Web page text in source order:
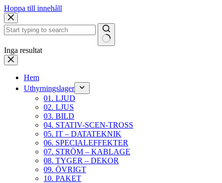
Hoppa till innehåll
Inga resultat
Hem
Uthyrningslager
01. LJUD
02. LJUS
03. BILD
04. STATIV-SCEN-TROSS
05. IT – DATATEKNIK
06. SPECIALEFFEKTER
07. STRÖM – KABLAGE
08. TYGER – DEKOR
09. ÖVRIGT
10. PAKET